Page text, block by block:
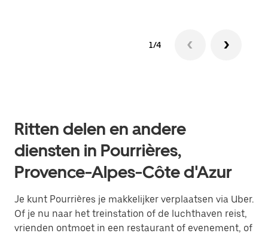
1/4
Ritten delen en andere
diensten in Pourrières,
Provence-Alpes-Côte d'Azur
Je kunt Pourrières je makkelijker verplaatsen via Uber.
Of je nu naar het treinstation of de luchthaven reist,
vrienden ontmoet in een restaurant of evenement, of